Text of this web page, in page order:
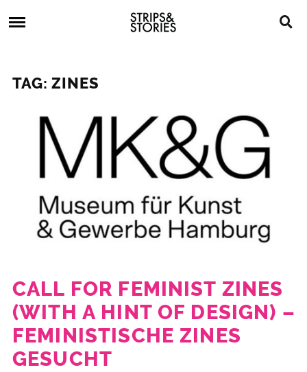
to
Strips
&
Stories
Comics,
TAG: ZINES
CALL FOR FEMINIST ZINES
(WITH A HINT OF DESIGN) –
FEMINISTISCHE ZINES
GESUCHT